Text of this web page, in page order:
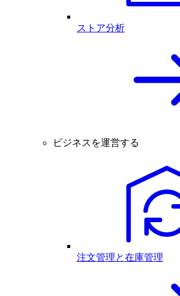
ストア分析
ビジネスを運営する
注文管理と在庫管理